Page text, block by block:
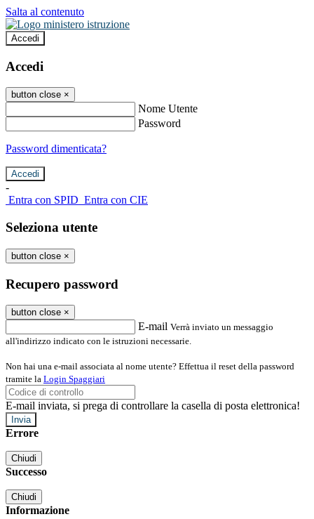
Salta al contenuto
Accedi
Accedi
button close ×
Nome Utente
Password
Password dimenticata?
-
Entra con SPID Entra con CIE
Seleziona utente
button close ×
Recupero password
button close ×
E-mail Verrà inviato un messaggio
all'indirizzo indicato con le istruzioni necessarie.
Non hai una e-mail associata al nome utente? Effettua il reset della password
tramite la Login Spaggiari
E-mail inviata, si prega di controllare la casella di posta elettronica!
Errore
Chiudi
Successo
Chiudi
Informazione